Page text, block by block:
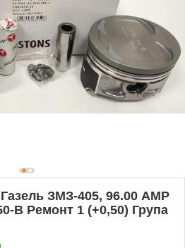
ЗМЗ-405, 96.00 AMP
B Ремонт 1 (+0,50) Група